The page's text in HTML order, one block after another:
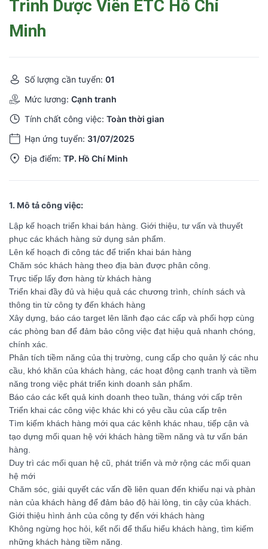
Trình Dược Viên ETC Hồ Chí
Minh
Số lượng cần tuyển: 01
Mức lương: Cạnh tranh
Tính chất công việc: Toàn thời gian
Hạn ứng tuyển: 31/07/2025
Địa điểm: TP. Hồ Chí Minh
1. Mô tả công việc:
Lập kế hoạch triển khai bán hàng. Giới thiệu, tư vấn và thuyết
phục các khách hàng sử dụng sản phẩm.
Lên kế hoạch đi công tác để triển khai bán hàng
Chăm sóc khách hàng theo địa bàn được phân công.
Trực tiếp lấy đơn hàng từ khách hàng
Triển khai đầy đủ và hiệu quả các chương trình, chính sách và
thông tin từ công ty đến khách hàng
Xây dựng, báo cáo target lên lãnh đạo các cấp và phối hợp cùng
các phòng ban để đảm bảo công việc đạt hiệu quả nhanh chóng,
chính xác.
Phân tích tiềm năng của thị trường, cung cấp cho quản lý các nhu
cầu, khó khăn của khách hàng, các hoạt động cạnh tranh và tiềm
năng trong việc phát triển kinh doanh sản phẩm.
Báo cáo các kết quả kinh doanh theo tuần, tháng với cấp trên
Triển khai các công việc khác khi có yêu cầu của cấp trên
Tìm kiếm khách hàng mới qua các kênh khác nhau, tiếp cận và
tạo dựng mối quan hệ với khách hàng tiềm năng và tư vấn bán
hàng.
Duy trì các mối quan hệ cũ, phát triển và mở rộng các mối quan
hệ mới
Chăm sóc, giải quyết các vấn đề liên quan đến khiếu nại và phàn
nàn của khách hàng để đảm bảo độ hài lòng, tin cậy của khách.
Giới thiệu hình ảnh của công ty đến với khách hàng
Không ngừng học hỏi, kết nối để thấu hiểu khách hàng, tìm kiếm
những khách hàng tiềm năng.